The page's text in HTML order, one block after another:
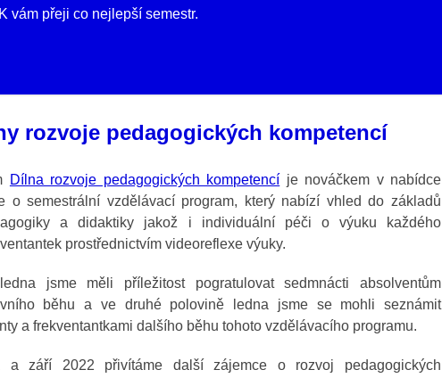
vám přeji co nejlepší semestr.
rozvoje pedagogických kompetencí
Dílna rozvoje pedagogických kompetencí je nováčkem v nabídce
o semestrální vzdělávací program, který nabízí vhled do základů
a didaktiky jakož i individuální péči o výuku každého
prostřednictvím video­reflexe výuky.
jsme měli příležitost pogratulovat sedmnácti absolventům
běhu a ve druhé polovině ledna jsme se mohli seznámit
a frekventantkami dalšího běhu tohoto vzdělávacího programu.
a září 2022 přivítáme další zájemce o rozvoj pedagogických